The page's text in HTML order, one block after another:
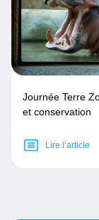
Journée Terre
et conservation
Lire l’article